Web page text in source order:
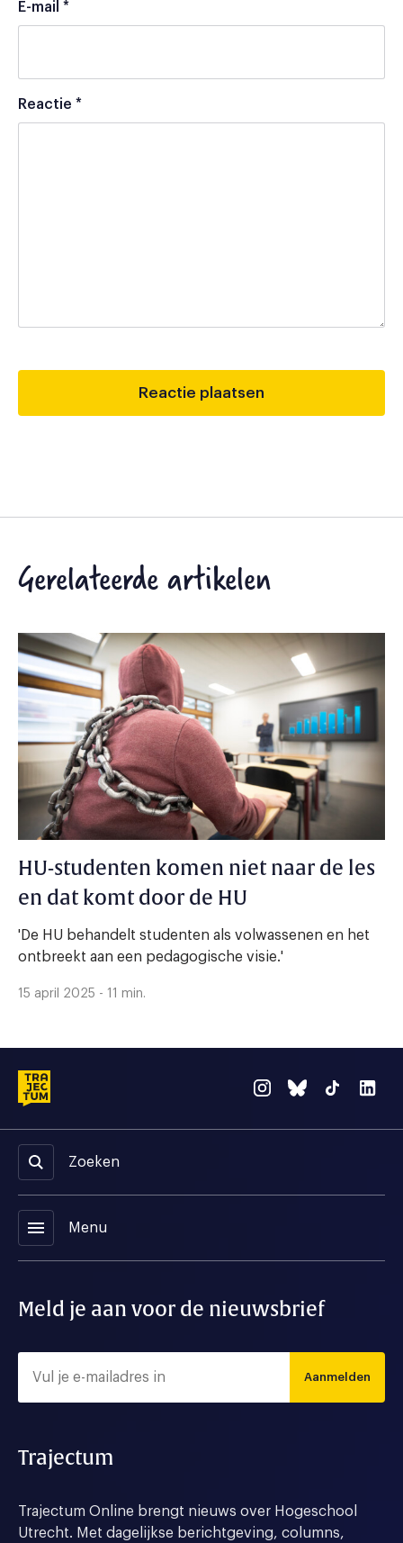
E-mail *
Reactie *
Gerelateerde artikelen
HU-studenten komen niet naar de les
en dat komt door de HU
'De HU behandelt studenten als volwassenen en het
ontbreekt aan een pedagogische visie.'
15 april 2025 - 11 min.
Zoeken
menu Menu
Meld je aan voor de nieuwsbrief
Aanmelden
Trajectum
Trajectum Online brengt nieuws over Hogeschool
Utrecht. Met dagelijkse berichtgeving, columns,